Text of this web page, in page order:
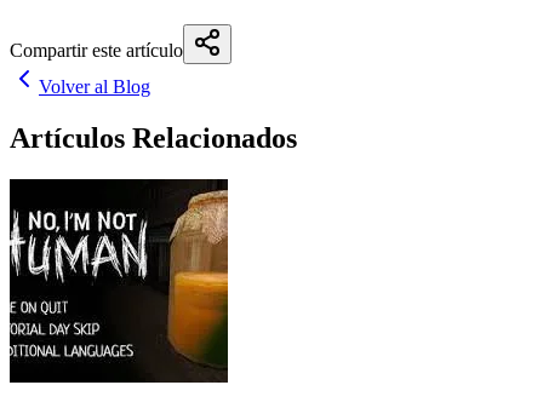
Compartir este artículo
Volver al Blog
Artículos Relacionados